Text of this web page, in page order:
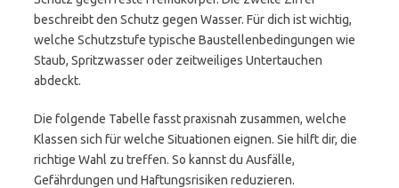
beschreibt den Schutz gegen Wasser. Für dich ist wichtig,
welche Schutzstufe typische Baustellenbedingungen wie
Staub, Spritzwasser oder zeitweiliges Untertauchen
abdeckt.
Die folgende Tabelle fasst praxisnah zusammen, welche
Klassen sich für welche Situationen eignen. Sie hilft dir, die
richtige Wahl zu treffen. So kannst du Ausfälle,
Gefährdungen und Haftungsrisiken reduzieren.